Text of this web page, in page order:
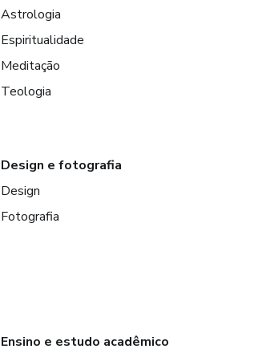
Astrologia
Espiritualidade
Meditação
Teologia
Design e fotografia
Design
Fotografia
Ensino e estudo acadêmico